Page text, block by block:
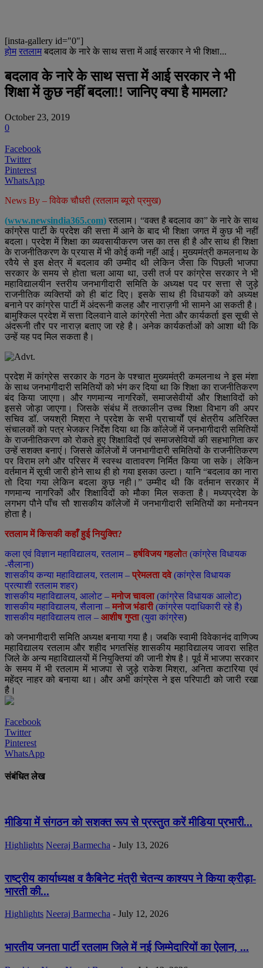
[insta-gallery id="0"]
होम रतलाम बदलाव के नारे के साथ सत्ता में आई सरकार ने भी शिक्षा...
बदलाव के नारे के साथ सत्ता में आई सरकार ने भी
शिक्षा में कुछ नहीं बदला!! जानिए क्या है मामला?
October 23, 2019
0
Facebook
Twitter
Pinterest
WhatsApp
News By – विवेक चौधरी (रतलाम ब्यूरो प्रमुख)
(www.newsindia365.com)रतलाम। “वक्त है बदलाव का” के नारे के साथ
कांग्रेस पार्टी के प्रदेश की सत्ता में आने के बाद भी शिक्षा जगत में कुछ भी नहीं
बदला। प्रदेश में शिक्षा का व्यवसायीकरण जस का तस ही है और साथ ही शिक्षा
के राजनीतिकरण के प्रयास में भी कोई कमी नहीं आई। मुख्यमंत्री कमलनाथ के
रवैये से इस क्षेत्र में बदलाव की उम्मीद थी लेकिन जैसा कि पिछली भाजपा
सरकार के समय से होता चला आया था, उसी तर्ज पर कांग्रेस सरकार ने भी
महाविद्यालयीन स्तरीय जनभागीदारी समिति के अध्यक्ष पद पर सत्ता से जुड़े
राजनीतिक व्यक्तियों को ही बांट दिए। इसके साथ ही विधायकों को अध्यक्ष
बनाने पर कांग्रेस पार्टी में अंदरूनी कलह और नाराज़गी भी सामने आ सकती है।
बामुश्किल प्रदेश में सत्ता दिलवाने वाले कांग्रेसी नेता और कार्यकर्ता इस सूची से
अंदरूनी तौर पर नाराज़ बताए जा रहे है। अनेक कार्यकर्ताओं को आशा थी कि
उन्हें यह पद मिल सकता है।
प्रदेश में कांग्रेस सरकार के गठन के पश्चात मुख्यमंत्री कमलनाथ ने इस मंशा
के साथ जनभागीदारी समितियों को भंग कर दिया था कि शिक्षा का राजनीतिकरण
बंद किया जाएगा। और गणमान्य नागरिकों, समाजसेवीयों और शिक्षाविदों को
इससे जोड़ा जाएगा। जिसके संबंध में तत्कालीन उच्च शिक्षा विभाग की अपर
सचिव डॉ. जयश्री मिश्रा ने प्रदेश के सभी प्राचार्यों एवं क्षेत्रीय अतिरिक्त
संचालकों को पत्र भेजकर निर्देश दिया था कि कॉलेजों में जनभागीदारी समितियों
के राजनीतिकरण को रोकते हुए शिक्षाविदों एवं समाजसेवियों की सहभागिता कर
उन्हें सशक्त बनाएं। जिससे कॉलेजों में जनभागीदारी समितियों के राजनीतिकरण
पर विराम लगे और परिसर में स्वस्थ वातावरण निर्मित किया जा सके। लेकिन
वर्तमान में सूची जारी होने साथ ही हो गया इसका उल्टा। यानि “बदलाव का नारा
तो दिया गया लेकिन बदला कुछ नही।” उम्मीद थी कि वर्तमान सरकार में
गणमान्य नागरिकों और शिक्षाविदों को मौका मिल सकता है। मध्यप्रदेश के
लगभग पौने पाँच सौ शासकीय कॉलेजों में जनभागीदारी समितियों का मनोनयन
होता है।
रतलाम में किसकी कहाँ हुई नियुक्ति?
कला एवं विज्ञान महाविद्यालय, रतलाम – हर्षविजय गहलोत (कांग्रेस विधायक
-सैलाना)
शासकीय कन्या महाविद्यालय, रतलाम – प्रेमलता दवे(कांग्रेस विधायक
प्रत्याशी रतलाम शहर)
शासकीय महाविद्यालय, आलोट – मनोज चावला(कांग्रेस विधायक आलोट)
शासकीय महाविद्यालय, सैलाना – मनोज भंडारी(कांग्रेस पदाधिकारी रहे है)
शासकीय महाविद्यालय ताल – आशीष गुप्ता (युवा कांग्रेस)
को जनभागीदारी समिति अध्यक्ष बनाया गया है। जबकि स्वामी विवेकानंद वाणिज्य
महाविद्यालय रतलाम और शहीद भगतसिंह शासकीय महाविद्यालय जावरा सहित
जिले के अन्य महाविद्यालयों में नियुक्तियां की जानी शेष है। पूर्व में भाजपा सरकार
के समय में भी रतलाम में भाजपा से जुड़े राकेश मिश्रा, अनिता कटारिया एवं
महेंद्र नाहर को बनाया था। और अभी कांग्रेस ने इस परिपाटी को जारी रखा
है।
Facebook
Twitter
Pinterest
WhatsApp
संबंधित लेख
मीडिया में संगठन को सशक्त रूप से प्रस्तुत करें मीडिया प्रभारी...
Highlights Neeraj Barmecha - July 13, 2026
राष्ट्रीय कार्याध्यक्ष व कैबिनेट मंत्री चेतन्य काश्यप ने किया क्रीड़ा-
भारती की...
Highlights Neeraj Barmecha - July 12, 2026
भारतीय जनता पार्टी रतलाम जिले में नई जिम्मेदारियों का ऐलान, ...